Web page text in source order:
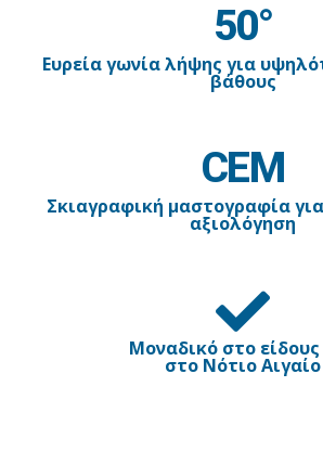
50°
Ευρεία γωνία λήψης για
βάθους
CEM
Σκιαγραφική μαστογραφία
αξιολόγηση
Μοναδικό στο
στο Νότιο Αιγαίο